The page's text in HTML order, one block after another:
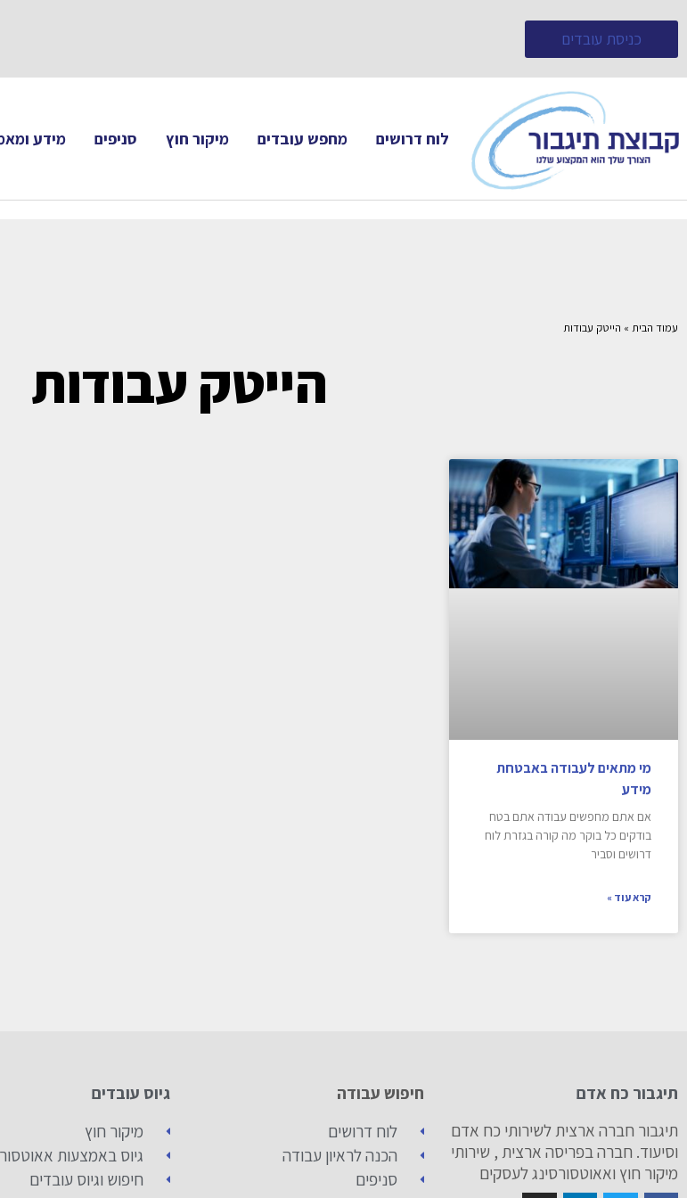
כניסת עובדים
לוח דרושים מחפש עובדים מיקור חוץ סניפים מידע
עמוד הבית » הייטק עבודות
הייטק עבודות
מי מתאים לעבודה באבטחת
מידע
אם אתם מחפשים עבודה אתם בטח
בודקים כל בוקר מה קורה בגזרת לוח
דרושים וסביר
קרא עוד »
תיגבור כח אדם
תיגבור חברה ארצית לשירותי כח אדם
וסיעוד. חברה בפריסה ארצית , שירותי
מיקור חוץ ואאוטסורסינג לעסקים
חיפוש עבודה
לוח דרושים
הכנה לראיון עבודה
סניפים
גיוס עובדים
מיקור חוץ
גיוס באמצעות
חיפוש וגיוס עובדים